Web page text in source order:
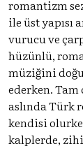
romantizm
ile üst yapısı
vurucu ve
hüzünlü,
müziğini
ederken.
aslında Türk
kendisi
kalplerde,